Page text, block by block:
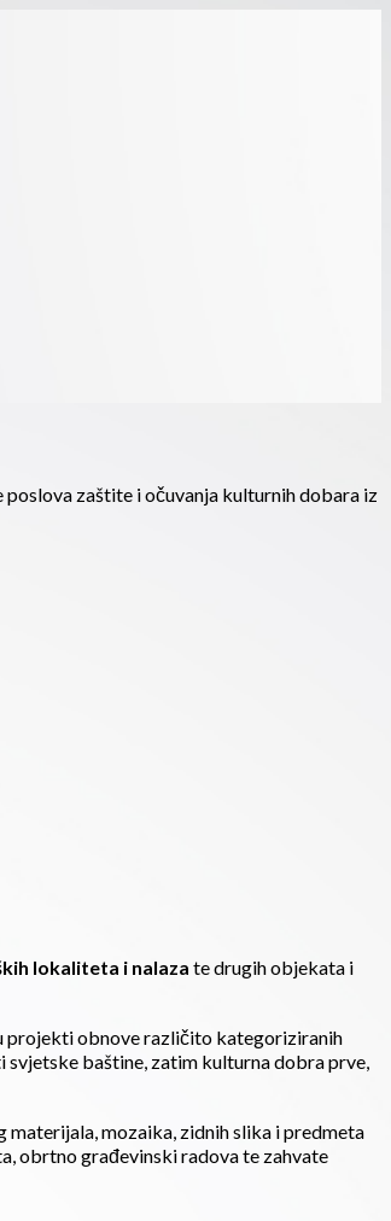
zaštite i očuvanja kulturnih dobara iz
lokaliteta i nalaza te drugih objekata i
projekti obnove različito kategoriziranih
baštine, zatim kulturna dobra prve,
mozaika, zidnih slika i predmeta
obrtno građevinski radova te zahvate